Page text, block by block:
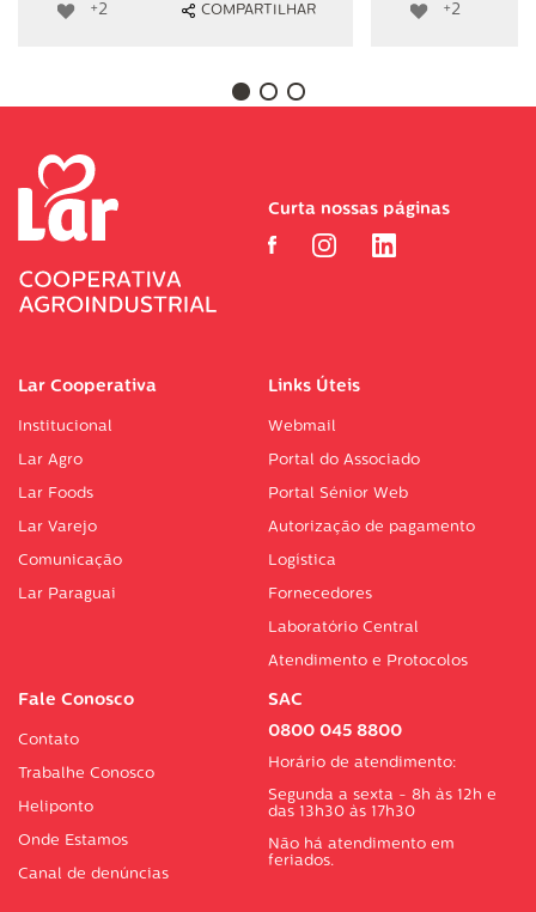
+2 COMPARTILHAR +2
Lar Cooperativa
Institucional
Lar Agro
Lar Foods
Lar Varejo
Comunicação
Lar Paraguai
Links Úteis
Webmail
Portal do Associado
Portal Sénior Web
Autorização de pagamento
Logística
Fornecedores
Laboratório Central
Atendimento e Protocolos
Fale Conosco
Contato
Trabalhe Conosco
Heliponto
Onde Estamos
Canal de denúncias
SAC
0800 045 8800
Horário de atendimento:
Segunda a sexta - 8h às 12h e
das 13h30 às 17h30
Não há atendimento em
feriados.
Curta nossas páginas